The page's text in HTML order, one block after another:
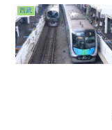
西武